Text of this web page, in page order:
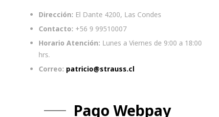
Dirección: El Dante 4200, Las Condes
Contacto: +56 9 99510007
Horario Atención: Lunes a Viernes de 9:00 a 18:00
hrs.
Correo: patricio@strauss.cl
Pago Webpay